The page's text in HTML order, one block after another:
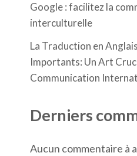
Google : facilitez la
interculturelle
La Traduction en
Importants: Un Art
Communication
Derniers
Aucun commentaire à